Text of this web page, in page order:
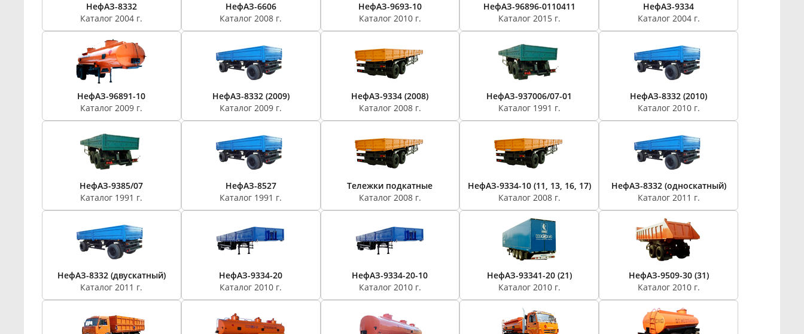
НефАЗ-8332
Каталог 2004 г.
НефАЗ-6606
Каталог 2008 г.
НефАЗ-9693-10
Каталог 2010 г.
НефАЗ-96896-0110411
Каталог 2015 г.
НефАЗ-9334
Каталог 2004 г.
НефАЗ-96891-10
Каталог 2009 г.
НефАЗ-8332 (2009)
Каталог 2009 г.
НефАЗ-9334 (2008)
Каталог 2008 г.
НефАЗ-937006/07-01
Каталог 1991 г.
НефАЗ-8332 (2010)
Каталог 2010 г.
НефАЗ-9385/07
Каталог 1991 г.
НефАЗ-8527
Каталог 1991 г.
Тележки подкатные
Каталог 2008 г.
НефАЗ-9334-10 (11, 13, 16, 17)
Каталог 2008 г.
НефАЗ-8332 (односкатный)
Каталог 2011 г.
НефАЗ-8332 (двускатный)
Каталог 2011 г.
НефАЗ-9334-20
Каталог 2010 г.
НефАЗ-9334-20-10
Каталог 2010 г.
НефАЗ-93341-20 (21)
Каталог 2010 г.
НефАЗ-9509-30 (31)
Каталог 2010 г.